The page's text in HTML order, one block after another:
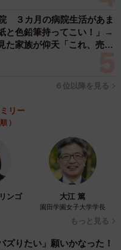
３カ月の病院生活があま
と色鉛筆持ってこい！」→
た家族が仰天「これ、売れ
６位以降を見る
リー
）
ンゴ 大江 篤
園田学園女子大学学長
もっと見る
ズりたい」願いかなった！